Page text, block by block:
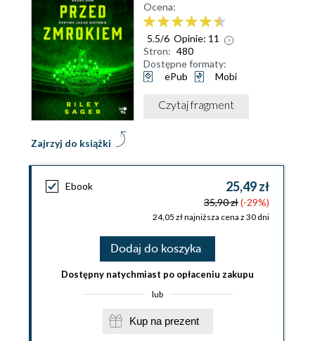
Zajrzyj do książki
Ocena:
5.5/6 Opinie: 11
Stron: 480
Dostępne formaty:
ePub
Mobi
Czytaj fragment
Ebook 25,49 zł
35,90 zł(-29%)
24,05 zł najniższa cena z 30 dni
Dodaj do koszyka
Dostępny natychmiast po opłaceniu zakupu
lub
Kup na prezent